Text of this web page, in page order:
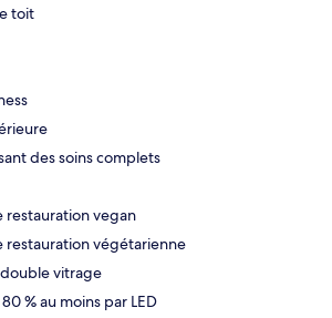
toit
des soins complets
restauration vegan
restauration végétarienne
vitrage
% au moins par LED